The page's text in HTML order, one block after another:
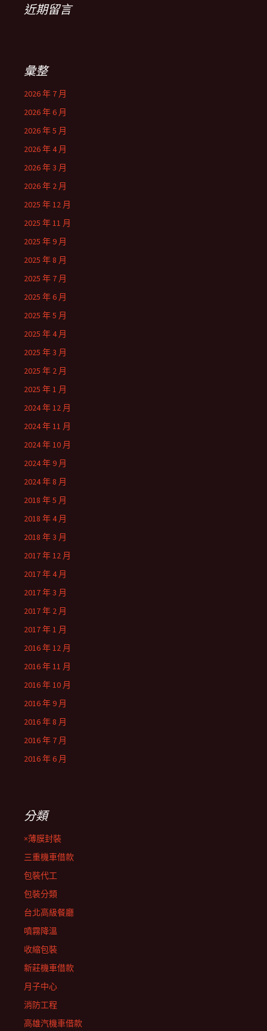
近期留言
彙整
2026 年 7 月
2026 年 6 月
2026 年 5 月
2026 年 4 月
2026 年 3 月
2026 年 2 月
2025 年 12 月
2025 年 11 月
2025 年 9 月
2025 年 8 月
2025 年 7 月
2025 年 6 月
2025 年 5 月
2025 年 4 月
2025 年 3 月
2025 年 2 月
2025 年 1 月
2024 年 12 月
2024 年 11 月
2024 年 10 月
2024 年 9 月
2024 年 8 月
2018 年 5 月
2018 年 4 月
2018 年 3 月
2017 年 12 月
2017 年 4 月
2017 年 3 月
2017 年 2 月
2017 年 1 月
2016 年 12 月
2016 年 11 月
2016 年 10 月
2016 年 9 月
2016 年 8 月
2016 年 7 月
2016 年 6 月
分類
×薄膜封裝
三重機車借款
包裝代工
包裝分類
台北高級餐廳
噴霧降溫
收縮包裝
新莊機車借款
月子中心
消防工程
高雄汽機車借款